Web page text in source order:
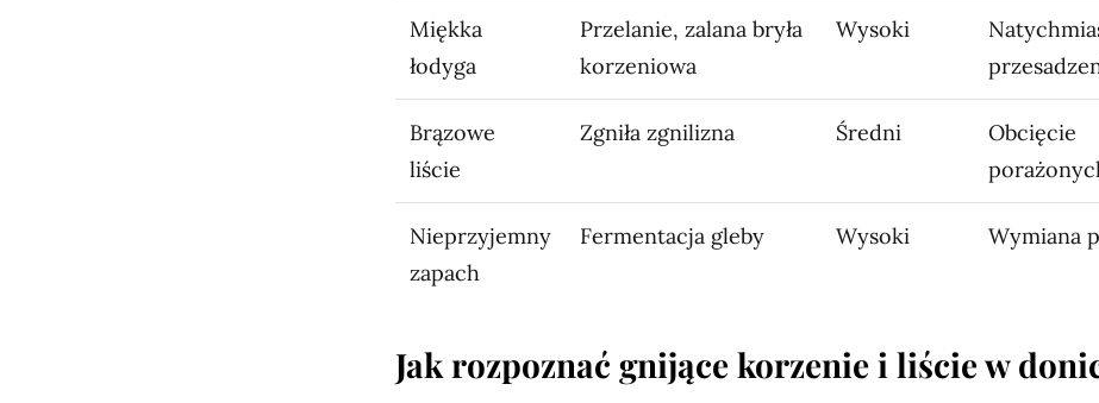
Miękka
łodyga
Przelanie, zalana bryła
korzeniowa
Wysoki
Brązowe
liście
Zgniła zgnilizna Średni
Obcięcie
Nieprzyjemny
zapach
Fermentacja gleby Wysoki Wymiana
Jak rozpoznać gnijące korzenie i liście w